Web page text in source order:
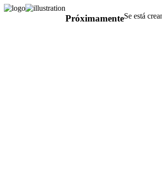
PróximamenteSe está